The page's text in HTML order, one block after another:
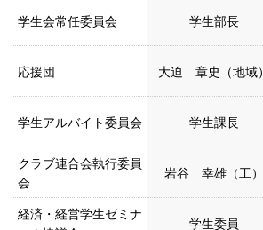
学生会常任委員会 学生部長
応援団 大迫 章史（地域）
学生アルバイト委員会 学生課長
クラブ連合会執行委員
会
岩谷 幸雄（工）
経済・経営学生ゼミナ
学生委員